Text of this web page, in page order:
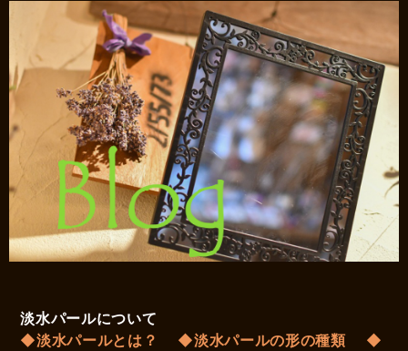
淡水パールについて
◆淡水パールとは？
◆淡水パールの形の種類
◆